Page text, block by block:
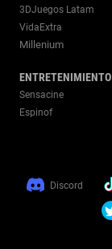
3DJuegos Latam
VidaExtra
Millenium
ENTRETENIMIENTO
Sensacine
Espinof
Discord